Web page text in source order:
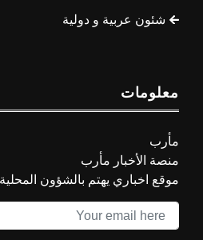
شئون عربية و دولية
معلومات
مأرب
منصة الأخبار مأرب
موقع اخباري يهتم بالشؤون المحلية